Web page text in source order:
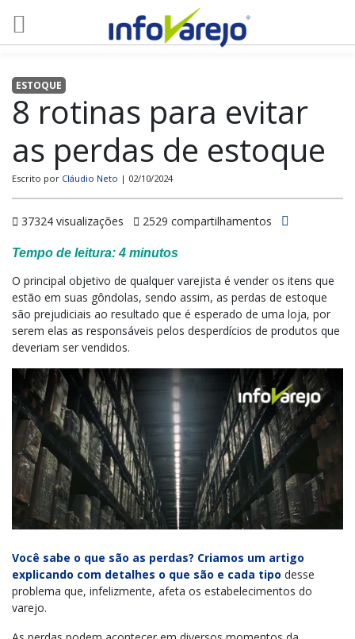
ESTOQUE
8 rotinas para evitar
as perdas de estoque
Escrito por Cláudio Neto | 02/10/2024
37324 visualizações 2529 compartilhamentos
Tempo de leitura: 4 minutos
O principal objetivo de qualquer varejista é vender os itens que
estão em suas gôndolas, sendo assim, as perdas de estoque
são prejudiciais ao resultado que é esperado de uma loja, por
serem elas as responsáveis pelos desperdícios de produtos que
deveriam ser vendidos.
Você sabe o que são as perdas? Criamos um artigo
explicando com detalhes o que são e cada tipo desse
problema que, infelizmente, afeta os estabelecimentos do
varejo.